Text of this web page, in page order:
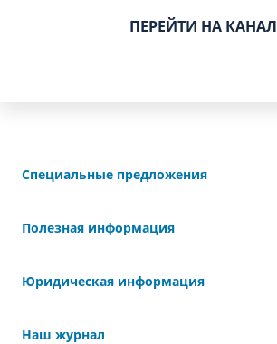
ПЕРЕЙТИ НА КАНАЛ
Специальные предложения
Полезная информация
Юридическая информация
Наш журнал